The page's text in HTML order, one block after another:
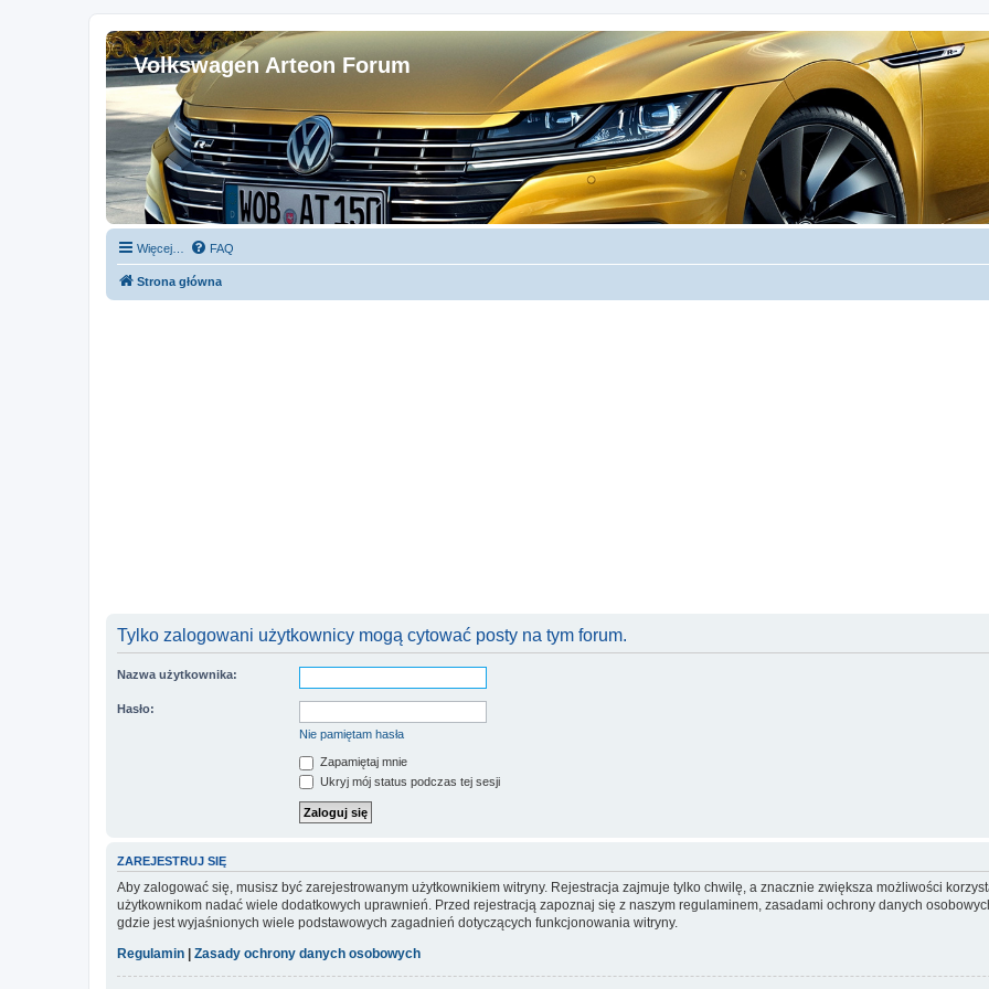
Volkswagen Arteon Forum
Więcej… FAQ
Strona główna
Tylko zalogowani użytkownicy mogą cytować posty na tym forum.
Nazwa użytkownika:
Hasło:
Nie pamiętam hasła
Zapamiętaj mnie
Ukryj mój status podczas tej sesji
ZAREJESTRUJ SIĘ
Aby zalogować się, musisz być zarejestrowanym użytkownikiem witryny. Rejestracja zajmuje tylko chwilę, a znacznie zwiększa możliwości
użytkownikom nadać wiele dodatkowych uprawnień. Przed rejestracją zapoznaj się z naszym regulaminem, zasadami ochrony danych
gdzie jest wyjaśnionych wiele podstawowych zagadnień dotyczących funkcjonowania witryny.
Regulamin | Zasady ochrony danych osobowych